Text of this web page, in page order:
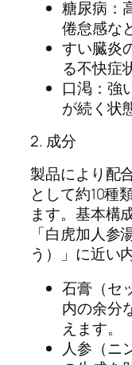
糖尿病：
倦怠感な
すい臓炎
る不快症
口渇：強
が続く状
2. 成分
製品により配
として約10種
ます。基本構
「白虎加人参
う）」に近い
石膏（セ
内の余分
えます。
人参（ニ